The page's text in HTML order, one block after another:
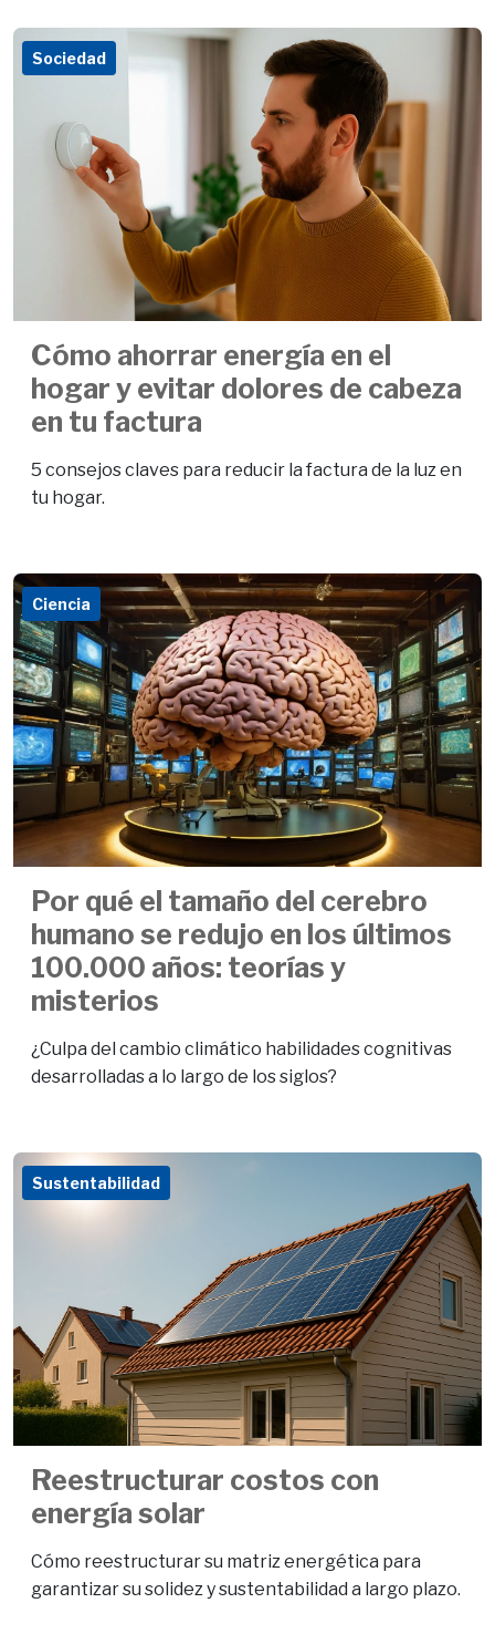
Sociedad
Cómo ahorrar energía en el
hogar y evitar dolores de cabeza
en tu factura
5 consejos claves para reducir la factura de la luz en
tu hogar.
Ciencia
Por qué el tamaño del cerebro
humano se redujo en los últimos
100.000 años: teorías y
misterios
¿Culpa del cambio climático habilidades cognitivas
desarrolladas a lo largo de los siglos?
Sustentabilidad
Reestructurar costos con
energía solar
Cómo reestructurar su matriz energética para
garantizar su solidez y sustentabilidad a largo plazo.